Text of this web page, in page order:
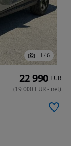
1 / 6
22 990 EUR
(19 000 EUR- net)